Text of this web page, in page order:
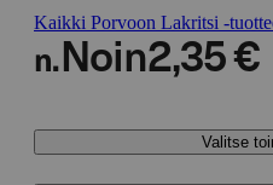
Kaikki Porvoon Lakritsi -
n. Noin2,35 €
Valitse